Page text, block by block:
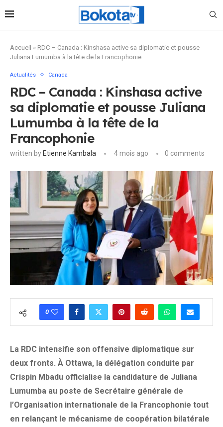
Accueil » RDC – Canada : Kinshasa active sa diplomatie et pousse
Juliana Lumumba à la tête de la Francophonie
Actualités Canada
RDC – Canada : Kinshasa active
sa diplomatie et pousse Juliana
Lumumba à la tête de la
Francophonie
written by Etienne Kambala 4 mois ago 0 comments
0
La RDC intensifie son offensive diplomatique sur
deux fronts. À Ottawa, la délégation conduite par
Crispin Mbadu officialise la candidature de Juliana
Lumumba au poste de Secrétaire générale de
l’Organisation internationale de la Francophonie tout
en relançant le mécanisme de coopération bilatérale